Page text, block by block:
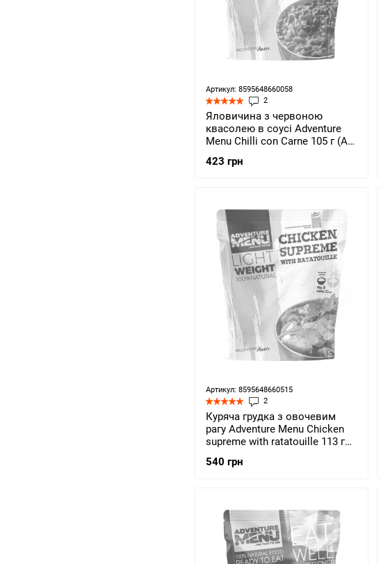
Артикул: 8595648660058
2
Яловичина з червоною
квасолею в соусі Adventure
Menu Chilli con Carne 105 г (AM
423 грн
Артикул: 8595648660515
2
Куряча грудка з овочевим
рагу Adventure Menu Chicken
supreme with ratatouille 113 г
540 грн